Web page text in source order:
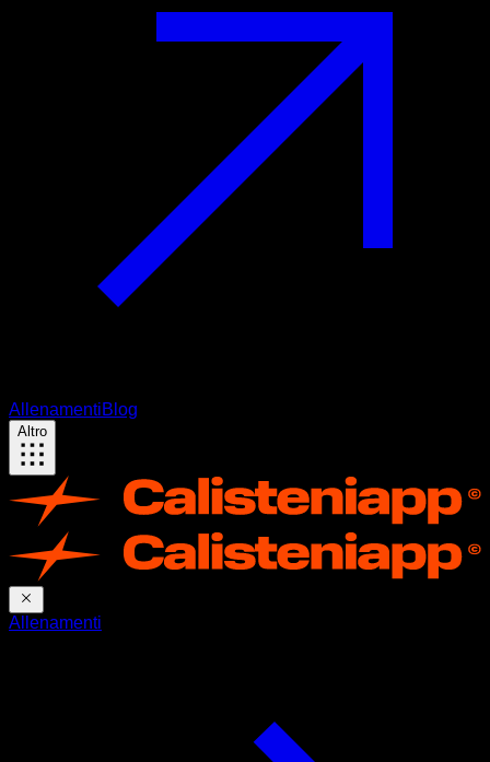
AllenamentiBlog
Altro
Allenamenti